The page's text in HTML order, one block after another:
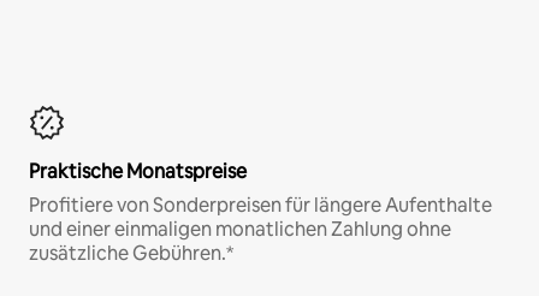
Praktische Monatspreise
Profitiere von Sonderpreisen für längere Aufenthalte
und einer einmaligen monatlichen Zahlung ohne
zusätzliche Gebühren.*